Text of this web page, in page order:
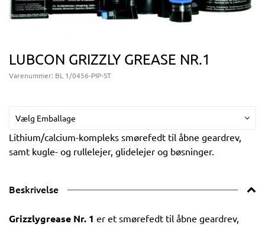
LUBCON GRIZZLY GREASE NR.1
Varenummer: BL 1/0456-PIP-ST
Vælg Emballage
Lithium/calcium-kompleks smørefedt til åbne geardrev,
samt kugle- og rullelejer, glidelejer og bøsninger.
Beskrivelse
Grizzlygrease Nr. 1 er et smørefedt til åbne geardrev,